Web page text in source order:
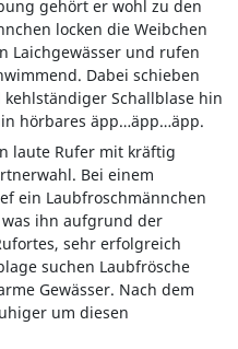
gehört er wohl zu den
locken die Weibchen
Laichgewässer und rufen
Dabei schieben
Schallblase hin
hörbares äpp…äpp…äpp.
laute Rufer mit kräftig
Bei einem
ein Laubfroschmännchen
ihn aufgrund der
sehr erfolgreich
suchen Laubfrösche
Gewässer. Nach dem
um diesen